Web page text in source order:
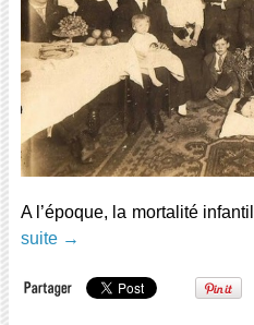
A l’époque, la mortalité
suite →